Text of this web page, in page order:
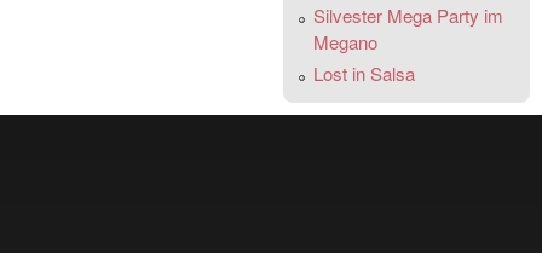
Silvester Mega Party im
Megano
Lost in Salsa